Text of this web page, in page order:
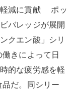
軽減に貢献 ポッ
バレッジが展開
クエン酸」シリ
きによって日
的な疲労感を軽
品だ。同シリー